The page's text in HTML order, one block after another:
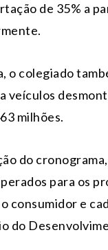
de 35% a
o colegiado
veículos
milhões.
do
para os
consumidor e
do